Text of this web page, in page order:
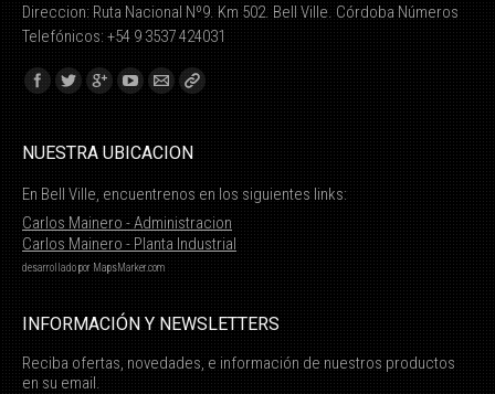
Direccion: Ruta Nacional Nº9. Km 502. Bell Ville. Córdoba Números
Telefónicos: +54 9 3537 424031
Find us on:
NUESTRA UBICACION
En Bell Ville, encuentrenos en los siguientes links:
Carlos Mainero - Administracion
Carlos Mainero - Planta Industrial
desarrollado porMapsMarker.com
INFORMACIÓN Y NEWSLETTERS
Reciba ofertas, novedades, e información de nuestros productos
en su email.